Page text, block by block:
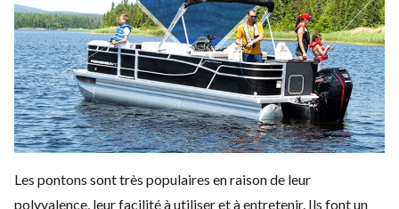
Les pontons sont très populaires en raison de leur
polyvalence, leur facilité à utiliser et à entretenir. Ils font un